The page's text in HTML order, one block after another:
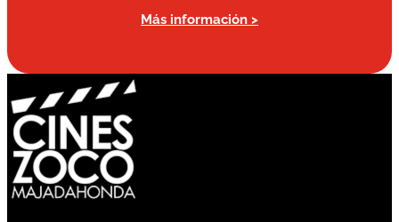
Más información >